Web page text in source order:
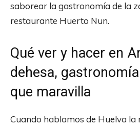
saborear la gastronomía de la
restaurante Huerto Nun.
Qué ver y hacer en
dehesa,
que maravilla
Cuando hablamos de Huelva la